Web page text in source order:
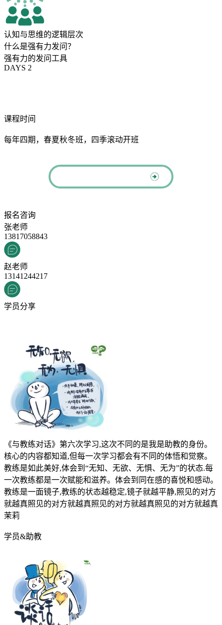
认知与思维的逻辑层次
什么是强有力发问？
强有力的发问工具
DAYS 2
课程时间
每年四期，春夏秋冬班，四季滚动开班
报名咨询
张老师
13817058843
赵老师
13141244217
学员分享
《与教练对话》第六次学习,这次不同的是我是助教的身份。
核心的内容都知道,但每一次学习都会有不同的体悟和觉察。
教练是如此美好,体会到“无知、无欲、无惧、无为”的状态.每
一次教练都是一次赋能和滋养。体会到同在感的喜悦和感动。
教练是一面镜子,教练的状态越稳定,镜子就越平静,照见的对方
就越真照见的对方就越真照见的对方就越真照见的对方就越真
茉莉
学员&助教